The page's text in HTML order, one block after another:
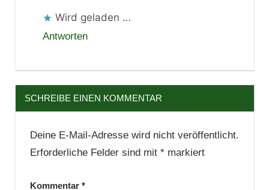
Wird geladen …
Antworten
SCHREIBE EINEN KOMMENTAR
Deine E-Mail-Adresse wird nicht veröffentlicht.
Erforderliche Felder sind mit *markiert
Kommentar *